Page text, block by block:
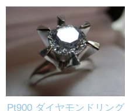
Pt900 ダイヤモンドリング